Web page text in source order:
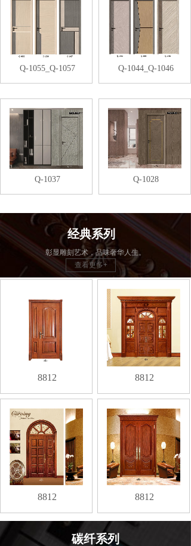
Q-1055_Q-1057 Q-1044_Q-1046
Q-1037 Q-1028
经典系列
彰显雕刻艺术，品味奢华人生。
查看更多+
8812 8812
8812 8812
碳纤系列